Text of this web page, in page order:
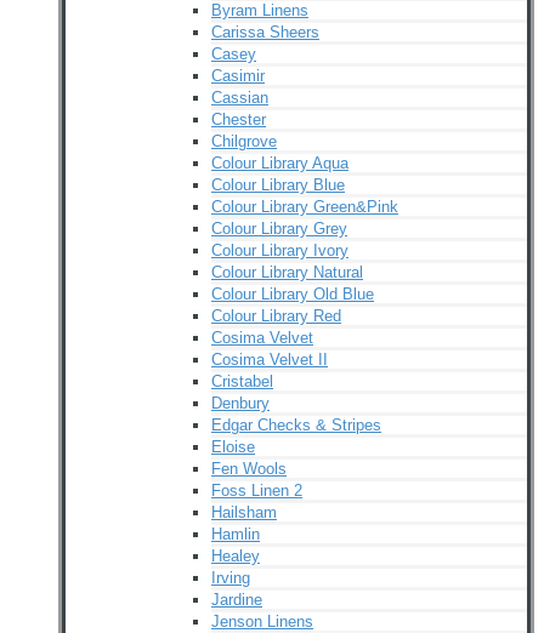
Byram Linens
Carissa Sheers
Casey
Casimir
Cassian
Chester
Chilgrove
Colour Library Aqua
Colour Library Blue
Colour Library Green&Pink
Colour Library Grey
Colour Library Ivory
Colour Library Natural
Colour Library Old Blue
Colour Library Red
Cosima Velvet
Cosima Velvet II
Cristabel
Denbury
Edgar Checks & Stripes
Eloise
Fen Wools
Foss Linen 2
Hailsham
Hamlin
Healey
Irving
Jardine
Jenson Linens